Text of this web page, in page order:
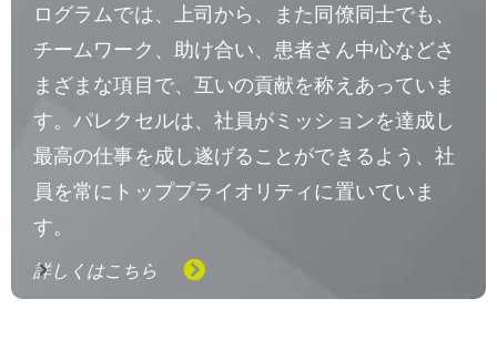
ログラムでは、上司から、また同僚同士でも、
チームワーク、助け合い、患者さん中心などさ
まざまな項目で、互いの貢献を称えあっていま
す。パレクセルは、社員がミッションを達成し
最高の仕事を成し遂げることができるよう、社
員を常にトッププライオリティに置いていま
す。
詳しくはこちら